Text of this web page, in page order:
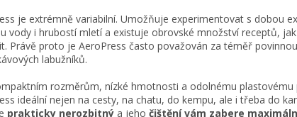
je extrémně variabilní. Umožňuje experimentovat s dobou
vody i hrubostí mletí a existuje obrovské množství receptů,
Právě proto je AeroPress často považován za téměř
labužníků.
rozměrům, nízké hmotnosti a odolnému plastovému
ideální nejen na cesty, na chatu, do kempu, ale i třeba do
prakticky nerozbitný a jeho čištění vám zabere